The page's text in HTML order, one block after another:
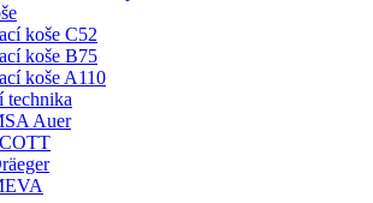
koše C52
koše B75
koše A110
technika
Auer